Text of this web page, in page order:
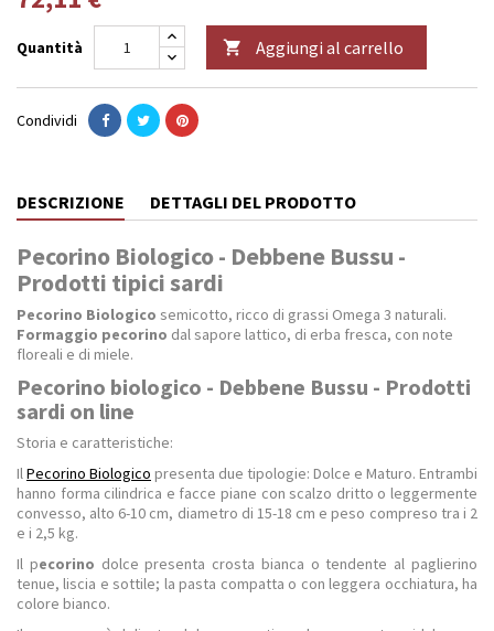
Quantità  Aggiungi al carrello
Condividi
DESCRIZIONE DETTAGLI DEL PRODOTTO
Pecorino Biologico - Debbene Bussu -
Prodotti tipici sardi
Pecorino Biologico semicotto, ricco di grassi Omega 3 naturali.
Formaggio pecorino dal sapore lattico, di erba fresca, con note
floreali e di miele.
Pecorino biologico - Debbene Bussu - Prodotti
sardi on line
Storia e caratteristiche:
IlPecorino Biologico presenta due tipologie: Dolce e Maturo. Entrambi
hanno forma cilindrica e facce piane con scalzo dritto o leggermente
convesso, alto 6-10 cm, diametro di 15-18 cm e peso compreso tra i 2
e i 2,5 kg.
Il pecorino dolce presenta crosta bianca o tendente al paglierino
tenue, liscia e sottile; la pasta compatta o con leggera occhiatura, ha
colore bianco.